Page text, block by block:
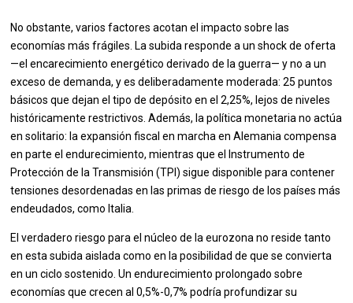
No obstante, varios factores acotan el impacto sobre las
economías más frágiles. La subida responde a un shock de oferta
—el encarecimiento energético derivado de la guerra— y no a un
exceso de demanda, y es deliberadamente moderada: 25 puntos
básicos que dejan el tipo de depósito en el 2,25%, lejos de niveles
históricamente restrictivos. Además, la política monetaria no actúa
en solitario: la expansión fiscal en marcha en Alemania compensa
en parte el endurecimiento, mientras que el Instrumento de
Protección de la Transmisión (TPI) sigue disponible para contener
tensiones desordenadas en las primas de riesgo de los países más
endeudados, como Italia.
El verdadero riesgo para el núcleo de la eurozona no reside tanto
en esta subida aislada como en la posibilidad de que se convierta
en un ciclo sostenido. Un endurecimiento prolongado sobre
economías que crecen al 0,5%-0,7% podría profundizar su